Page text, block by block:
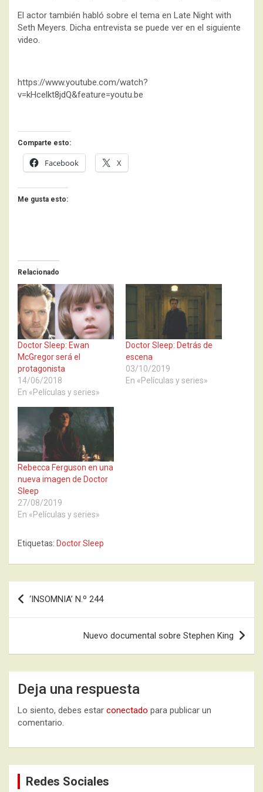
El actor también habló sobre el tema en Late Night with
Seth Meyers. Dicha entrevista se puede ver en el siguiente
video.
https://www.youtube.com/watch?
v=kHcelkt8jdQ&feature=youtu.be
Comparte esto:
Facebook X
Me gusta esto:
Relacionado
Doctor Sleep: Ewan
McGregor será el
protagonista
14/06/2018
En «Películas y series»
Doctor Sleep: Detrás de
escena
03/10/2019
En «Películas y series»
Rebecca Ferguson en una
nueva imagen de Doctor
Sleep
27/08/2019
En «Películas y series»
Etiquetas: Doctor Sleep
Navegación
de
‘INSOMNIA’ N.º 244
Nuevo documental sobre Stephen King
Deja una respuesta
Lo siento, debes estar conectado para publicar un
comentario.
Redes Sociales